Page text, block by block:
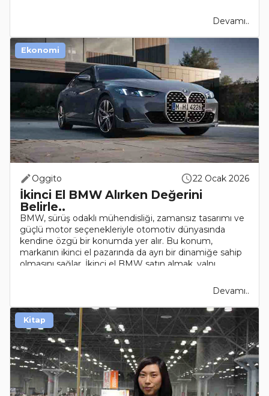
Devamı..
Oggito 22 Ocak 2026
İkinci El BMW Alırken Değerini
Belirle..
BMW, sürüş odaklı mühendisliği, zamansız tasarımı ve
güçlü motor seçenekleriyle otomotiv dünyasında
kendine özgü bir konumda yer alır. Bu konum,
markanın ikinci el pazarında da ayrı bir dinamiğe sahip
olmasını sağlar. İkinci el BMW satın almak, yalnı..
Devamı..
Ekonomi
Kitap